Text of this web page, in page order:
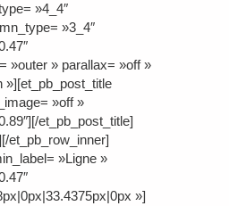
»4_4″
»3_4″
»outer » parallax= »off »
»][et_pb_post_title
»off »
et_pb_post_title]
et_pb_row_inner]
»Ligne »
»]